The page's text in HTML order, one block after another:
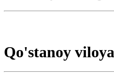
Qo'stanoy